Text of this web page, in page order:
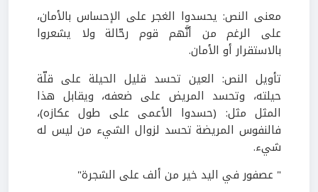
معنى النص: يحسدوا الغجر على الإحساس بالأمان،
على الرغم من أنَّهم قوم رحّالة ولا يشعروا
بالاستقرار أو الأمان.
تأويل النص: العين تحسد قليل الحيلة على قلّة
حيلته، وتحسد المريض على ضعفه، ويقابل هذا
المثل مثل: (حسدوا الأعمى على طول عكازه)،
فالنفوس المريضة تحسد لزوال الشيء من ليس له
شيء.
" عصفور في اليد خير من ألف على الشجرة"